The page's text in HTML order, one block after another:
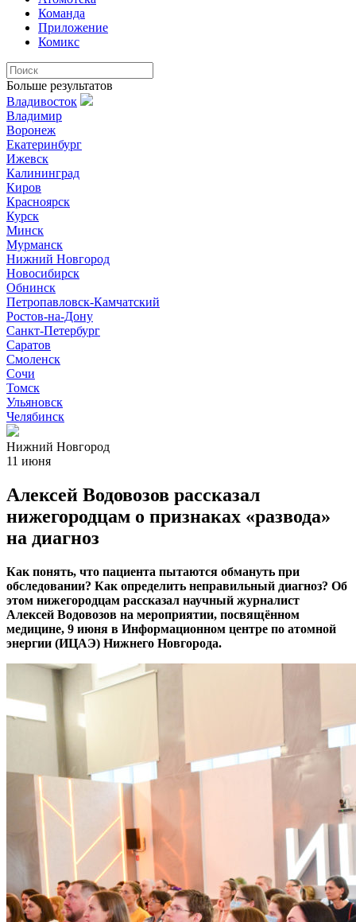
Команда
Приложение
Комикс
Больше результатов
Владивосток
Владимир
Воронеж
Екатеринбург
Ижевск
Калининград
Киров
Красноярск
Курск
Минск
Мурманск
Нижний Новгород
Новосибирск
Обнинск
Петропавловск-Камчатский
Ростов-на-Дону
Санкт-Петербург
Саратов
Смоленск
Сочи
Томск
Ульяновск
Челябинск
Нижний Новгород
11 июня
Алексей Водовозов рассказал
нижегородцам о признаках «развода»
на диагноз
Как понять, что пациента пытаются обмануть при
обследовании? Как определить неправильный диагноз? Об
этом нижегородцам рассказал научный журналист
Алексей Водовозов на мероприятии, посвящённом
медицине, 9 июня в Информационном центре по атомной
энергии (ИЦАЭ) Нижнего Новгорода.